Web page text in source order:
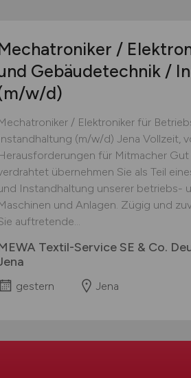
/
Gebäudetechnik /
w/d)
/ Elektroniker für
(m/w/d) Jena Vollzeit,
für Mitmacher
übernehmen Sie als Teil
Instandhaltung unserer betriebs-
und Anlagen. Zügig und
auftretende...
Textil-Service SE & Co.
gestern Jena